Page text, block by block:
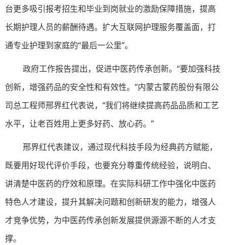
台更多吸引报考招生和毕业到岗就业的激励保障措施，提高
长期护理人员的薪酬待遇。扩大互联网护理服务覆盖面，打
通专业护理到家庭的“最后一公里”。
政府工作报告提出，促进中医药传承创新。“要加强科技
创新，增强药品的安全性和有效性。”内蒙古蒙药股份有限公
司总工程师邢界红代表说，“我们将继续提高药品品质和工艺
水平，让老百姓用上更多好药、放心药。”
邢界红代表建议，通过现代科技手段为经典药方赋能，
既要用好现代评价手段，也要充分尊重传统经验，说明白、
讲清楚中医药的疗效和原理。在实际科研工作中强化中医药
特色人才建设，提升其解决问题和创新研发的能力，增强人
才竞争优势，为中医药传承创新发展提供源源不断的人才支
撑。